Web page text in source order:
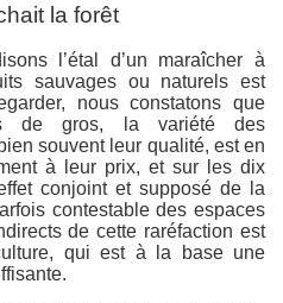
la forêt
l’étal d’un maraîcher à
sauvages ou naturels est
nous constatons que
de gros, la variété des
souvent leur qualité, est en
à leur prix, et sur les dix
conjoint et supposé de la
contestable des espaces
de cette raréfaction est
qui est à la base une